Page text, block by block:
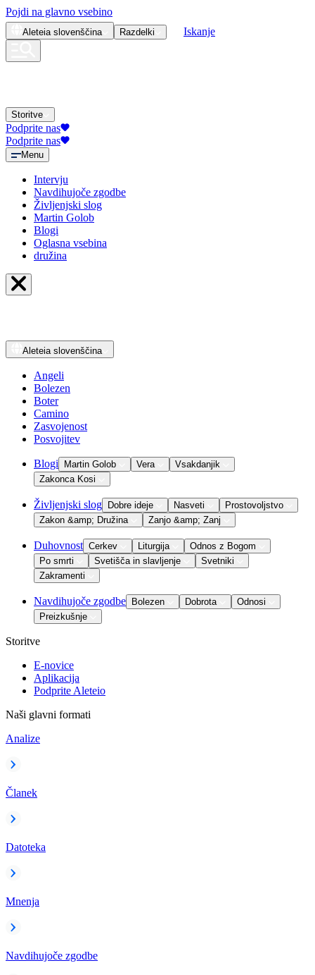
Pojdi na glavno vsebino
Aleteia slovenščina Razdelki Iskanje
Storitve
Podprite nas
Podprite nas
Menu
Intervju
Navdihujoče zgodbe
Življenjski slog
Martin Golob
Blogi
Oglasna vsebina
družina
Aleteia slovenščina
Angeli
Bolezen
Boter
Camino
Zasvojenost
Posvojitev
Blogi Martin Golob Vera
Vsakdanjik
Zakonca Kosi
Življenjski slog Dobre ideje Nasveti
Prostovoljstvo
Zakon &amp; Družina
Zanjo &amp; Zanj
Duhovnost Cerkev Liturgija
Odnos z Bogom
Po smrti
Svetišča in slavljenje
Svetniki
Zakramenti
Navdihujoče zgodbe Bolezen Dobrota
Odnosi
Preizkušnje
Storitve
E-novice
Aplikacija
Podprite Aleteio
Naši glavni formati
Analize
Članek
Datoteka
Mnenja
Navdihujoče zgodbe